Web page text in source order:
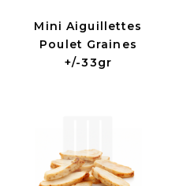
Mini Aiguillettes
Poulet Graines
+/-33gr